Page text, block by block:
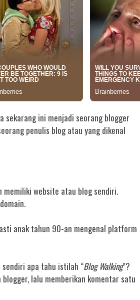
ini menjadi seorang blogger
penulis blog atau yang dikenal
memiliki website atau blog sendiri.
anak tahun 90-an mengenal platform
sendiri apa tahu istilah “Blog Walking”?
lalu memberikan komentar satu